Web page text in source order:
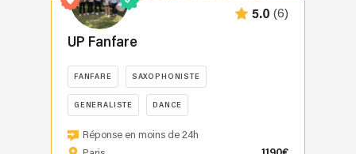
5.0 (6)
UP Fanfare
FANFARE SAXOPHONISTE
GENERALISTE DANCE
Le
UP
Réponse en moins de 24h